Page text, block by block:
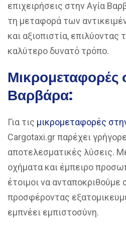
επιχειρήσεις στην Αγία
τη μεταφορά των
και αξιοπιστία, επιλύοντας
καλύτερο δυνατό τρόπο.
Μικρομεταφορές
Βαρβάρα:
Για τις μικρομεταφορές
Cargotaxi.gr παρέχει
αποτελεσματικές λύσεις.
οχήματα και έμπειρο
έτοιμοι να ανταποκριθούμε
προσφέροντας
εμπνέει εμπιστοσύνη.